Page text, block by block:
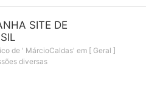
SITE DE
de ' MárcioCaldas' em [ Geral ]
diversas